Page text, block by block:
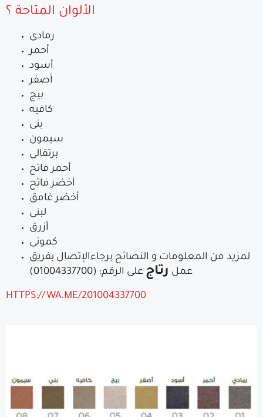
الألوان المتاحة ؟
رمادى
أحمر
أسود
أصفر
بيج
كافيه
بنى
سيمون
برتقالى
أحمر فاتح
أخضر فاتح
أخضر غامق
لبنى
أزرق
كمونى
لمزيد من المعلومات و النصائح برجاءالإتصال بفريق
عمل رتاج على الرقم: (01004337700)
HTTPS://WA.ME/201004337700